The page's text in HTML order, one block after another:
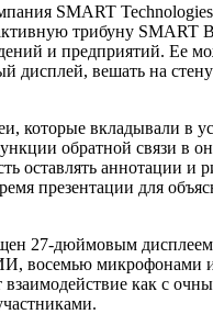
SMART
трибуну SMART
и предприятий. Ее
дисплей, вешать на
которые вкладывали в
обратной связи в
оставлять аннотации и
презентации для
27-дюймовым
восемью микрофонами
взаимодействие как с